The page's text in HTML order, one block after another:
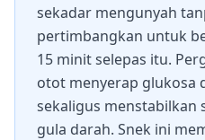
sekadar mengunyah
pertimbangkan untuk
15 minit selepas itu.
otot menyerap glukosa
sekaligus menstabilkan
gula darah. Snek ini